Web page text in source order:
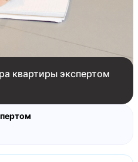
к напольным
перед
полотнах
света/розеток на
квартиры экспертом